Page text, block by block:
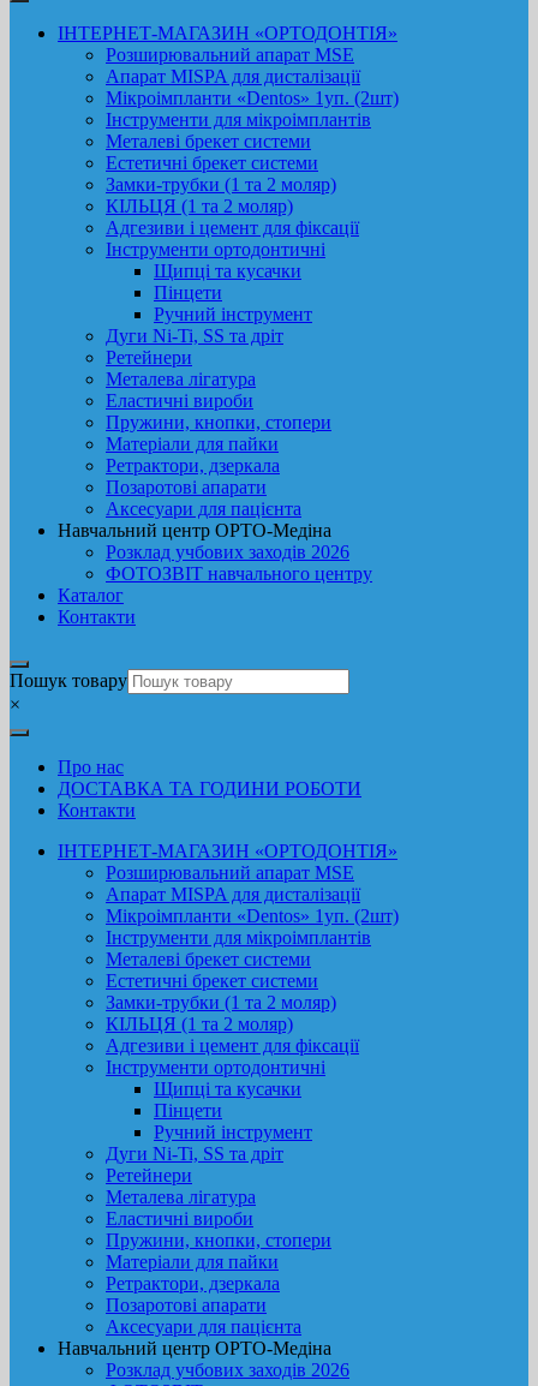
ІНТЕРНЕТ-МАГАЗИН «ОРТОДОНТІЯ»
Розширювальний апарат MSE
Апарат MISPA для дисталізації
Мікроімпланти «Dentos» 1уп. (2шт)
Інструменти для мікроімплантів
Металеві брекет системи
Естетичні брекет системи
Замки-трубки (1 та 2 моляр)
КІЛЬЦЯ (1 та 2 моляр)
Адгезиви і цемент для фіксації
Інструменти ортодонтичні
Щипці та кусачки
Пінцети
Ручний інструмент
Дуги Ni-Ti, SS та дріт
Ретейнери
Металева лігатура
Еластичні вироби
Пружини, кнопки, стопери
Матеріали для пайки
Ретрактори, дзеркала
Позаротові апарати
Аксесуари для пацієнта
Навчальний центр ОРТО-Медіна
Розклад учбових заходів 2026
ФОТОЗВІТ навчального центру
Каталог
Контакти
Пошук товару
×
Про нас
ДОСТАВКА ТА ГОДИНИ РОБОТИ
Контакти
ІНТЕРНЕТ-МАГАЗИН «ОРТОДОНТІЯ»
Розширювальний апарат MSE
Апарат MISPA для дисталізації
Мікроімпланти «Dentos» 1уп. (2шт)
Інструменти для мікроімплантів
Металеві брекет системи
Естетичні брекет системи
Замки-трубки (1 та 2 моляр)
КІЛЬЦЯ (1 та 2 моляр)
Адгезиви і цемент для фіксації
Інструменти ортодонтичні
Щипці та кусачки
Пінцети
Ручний інструмент
Дуги Ni-Ti, SS та дріт
Ретейнери
Металева лігатура
Еластичні вироби
Пружини, кнопки, стопери
Матеріали для пайки
Ретрактори, дзеркала
Позаротові апарати
Аксесуари для пацієнта
Навчальний центр ОРТО-Медіна
Розклад учбових заходів 2026